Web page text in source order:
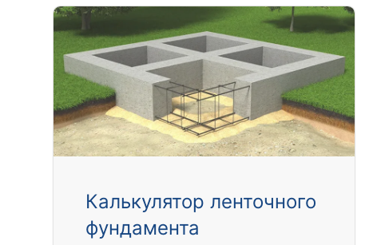
Калькулятор ленточного
фундамента